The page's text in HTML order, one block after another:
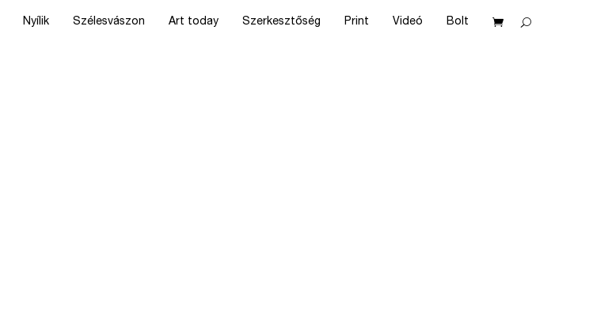
Nyílik Szélesvászon Art today Szerkesztőség Print Videó Bolt